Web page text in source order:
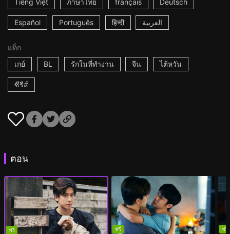
Tiếng Việt ภาษาไทย français Deutsch
Español Português हिन्दी العربية
แท็ก
เกย์
BL รักในที่ทำงาน จีน ไต้หวัน
ซีรีส์
ตอน
ฟรี ฟรี ฟรี